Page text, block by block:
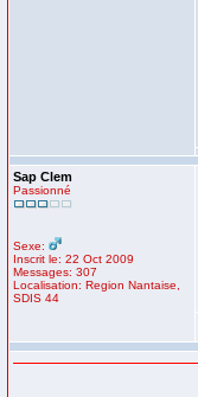
Sap Clem
Passionné
Sexe:
Inscrit le: 22 Oct 2009
Messages: 307
Localisation: Region Nantaise,
SDIS 44